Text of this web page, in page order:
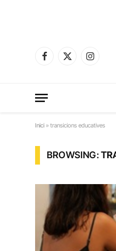
Facebook
X
Instagram
Inici » transicions educatives
BROWSING: